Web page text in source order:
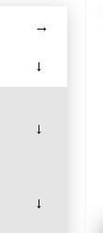
→
→
→
→